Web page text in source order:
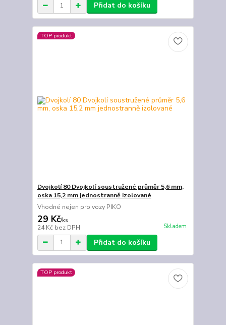
Přidat do košíku
TOP produkt
Dvojkolí 80 Dvojkolí soustružené průměr 5,6 mm,
oska 15,2 mm jednostranně izolované
Vhodné nejen pro vozy PIKO
29 Kč/ks
24 Kč bez DPH Skladem
Přidat do košíku
TOP produkt